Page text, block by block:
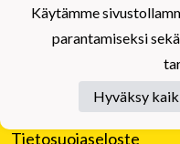
Tietosuojaseloste
Käytämme
parantamiseksi
Hyväksy